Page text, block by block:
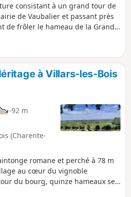
consistant à un grand tour de
de Vaubalier et passant près
de frôler le hameau de la Grande
variés en fonction des
à Villars-les-Bois
-92 m
(Charente-
romane et perché à 78 m
au cœur du vignoble
du bourg, quinze hameaux se